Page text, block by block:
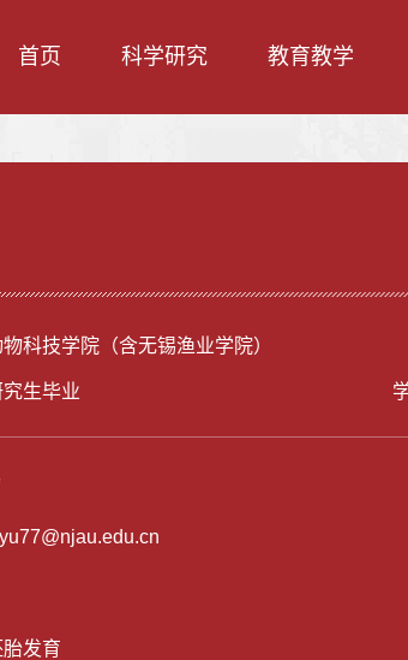
首页 科学研究 教育教学
科技学院（含无锡渔业学院）
生毕业
发育